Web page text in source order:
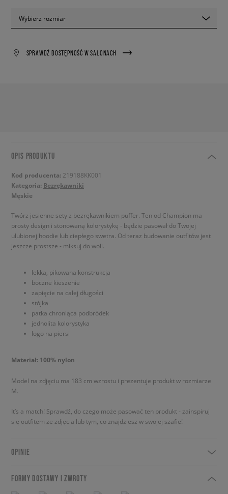
Wybierz rozmiar
SPRAWDŹ DOSTĘPNOŚĆ W SALONACH
OPIS PRODUKTU
Kod producenta: 219188KK001
Kategoria: Bezrękawniki
Męskie
Twórz jesienne sety z bezrękawnikiem puffer. Ten od Champion ma
prosty design i stonowaną kolorystykę - będzie pasował do Twojej
ulubionej hoodie lub ciepłego swetra. Od teraz budowanie outfitów jest
jeszcze prostsze - miksuj do woli.
lekka, pikowana konstrukcja
boczne kieszenie
zapięcie na całej długości
stójka
patka chroniąca podbródek
jednolita kolorystyka
logo na piersi
Materiał: 100% nylon
Model na zdjęciu ma 183 cm wzrostu i prezentuje produkt w rozmiarze
M.
It’s a match! Sprawdź, do czego może pasować ten produkt - zainspiruj
się outfitem ze zdjęcia lub tym, co znajdziesz w swojej szafie!
OPINIE
FORMY DOSTAWY I ZWROTY